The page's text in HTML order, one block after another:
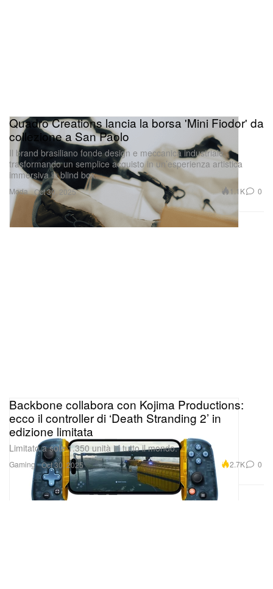
Moda
Quadro Creations lancia la borsa 'Mini Fiodor' da
collezione a San Paolo
Il brand brasiliano fonde design e meccanica industriale,
trasformando un semplice acquisto in un’esperienza artistica
immersiva in blind box.
Oct 30, 2025 1.1K 0
Gaming
Backbone collabora con Kojima Productions:
ecco il controller di ‘Death Stranding 2’ in
edizione limitata
Limitato a sole 1.350 unità in tutto il mondo.
Oct 30, 2025 2.7K 0